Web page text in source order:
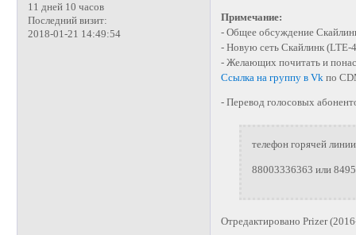
11 дней 10 часов
Последний визит:
2018-01-21 14:49:54
Примечание:
- Общее обсуждение
- Новую сеть Скайлинк
- Желающих почитать и
Ссылка на группу в Vk по
- Перевод голосовых
телефон горячей
88003336363 или
Отредактировано Prizer